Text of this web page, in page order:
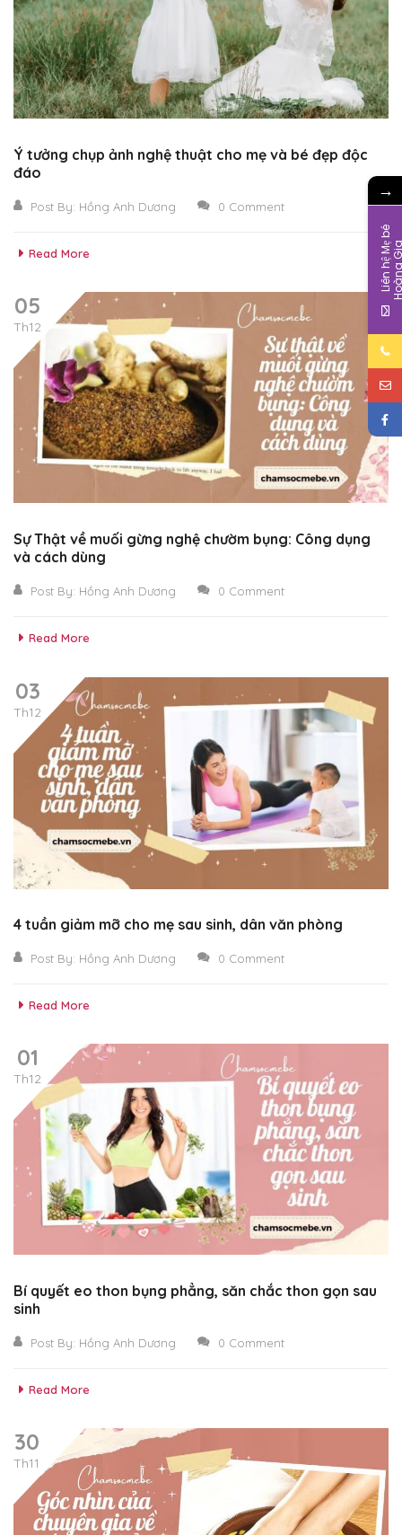
Ý tưởng chụp ảnh nghệ thuật cho mẹ và bé đẹp độc
đáo
Post By: Hồng Anh Dương 0 Comment
Read More
05
Th12
Sự Thật về muối gừng nghệ chườm bụng: Công dụng
và cách dùng
Post By: Hồng Anh Dương 0 Comment
Read More
03
Th12
4 tuần giảm mỡ cho mẹ sau sinh, dân văn phòng
Post By: Hồng Anh Dương 0 Comment
Read More
01
Th12
Bí quyết eo thon bụng phẳng, săn chắc thon gọn sau
sinh
Post By: Hồng Anh Dương 0 Comment
Read More
30
Th11
→
L
i
ê
n
h
ệ
M
b
é
H
o
à
n
g
G
i